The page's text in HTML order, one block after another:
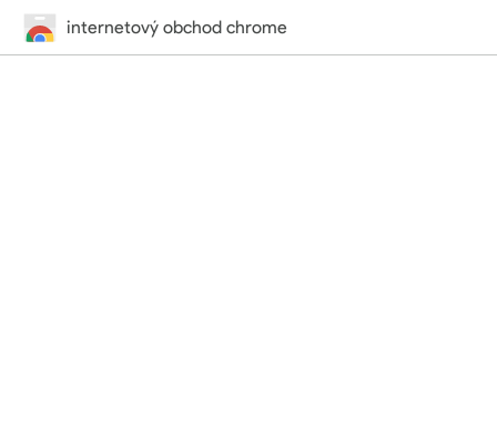
internetový obchod chrome